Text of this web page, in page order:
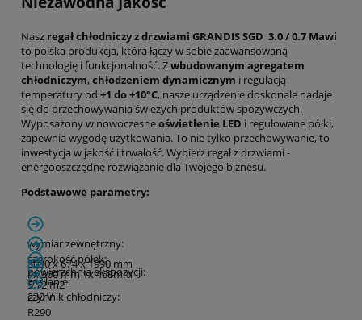
Nasz regał chłodniczy z drzwiami GRANDIS SGD 3.0 / 0.7 Mawi
to polska produkcja, która łączy w sobie zaawansowaną
technologię i funkcjonalność. Zwbudowanym agregatem
chłodniczym, chłodzeniem dynamicznym i regulacją
temperatury od +1 do +10°C, nasze urządzenie doskonale nadaje
się do przechowywania świeżych produktów spożywczych.
Wyposażony w nowoczesneoświetlenie LED i regulowane półki,
zapewnia wygodę użytkowania. To nie tylko przechowywanie, to
inwestycja w jakość i trwałość. Wybierz regał z drzwiami -
energooszczędne rozwiązanie dla Twojego biznesu.
Podstawowe parametry:
wymiar zewnętrzny:
3080 x 674 x 1990 mm
szerokość półek:
4x 360 mm 1x 468mm
powierzchnia ekspozycji:
5.72 m2
zasilanie:
230 V
czynnik chłodniczy:
R290